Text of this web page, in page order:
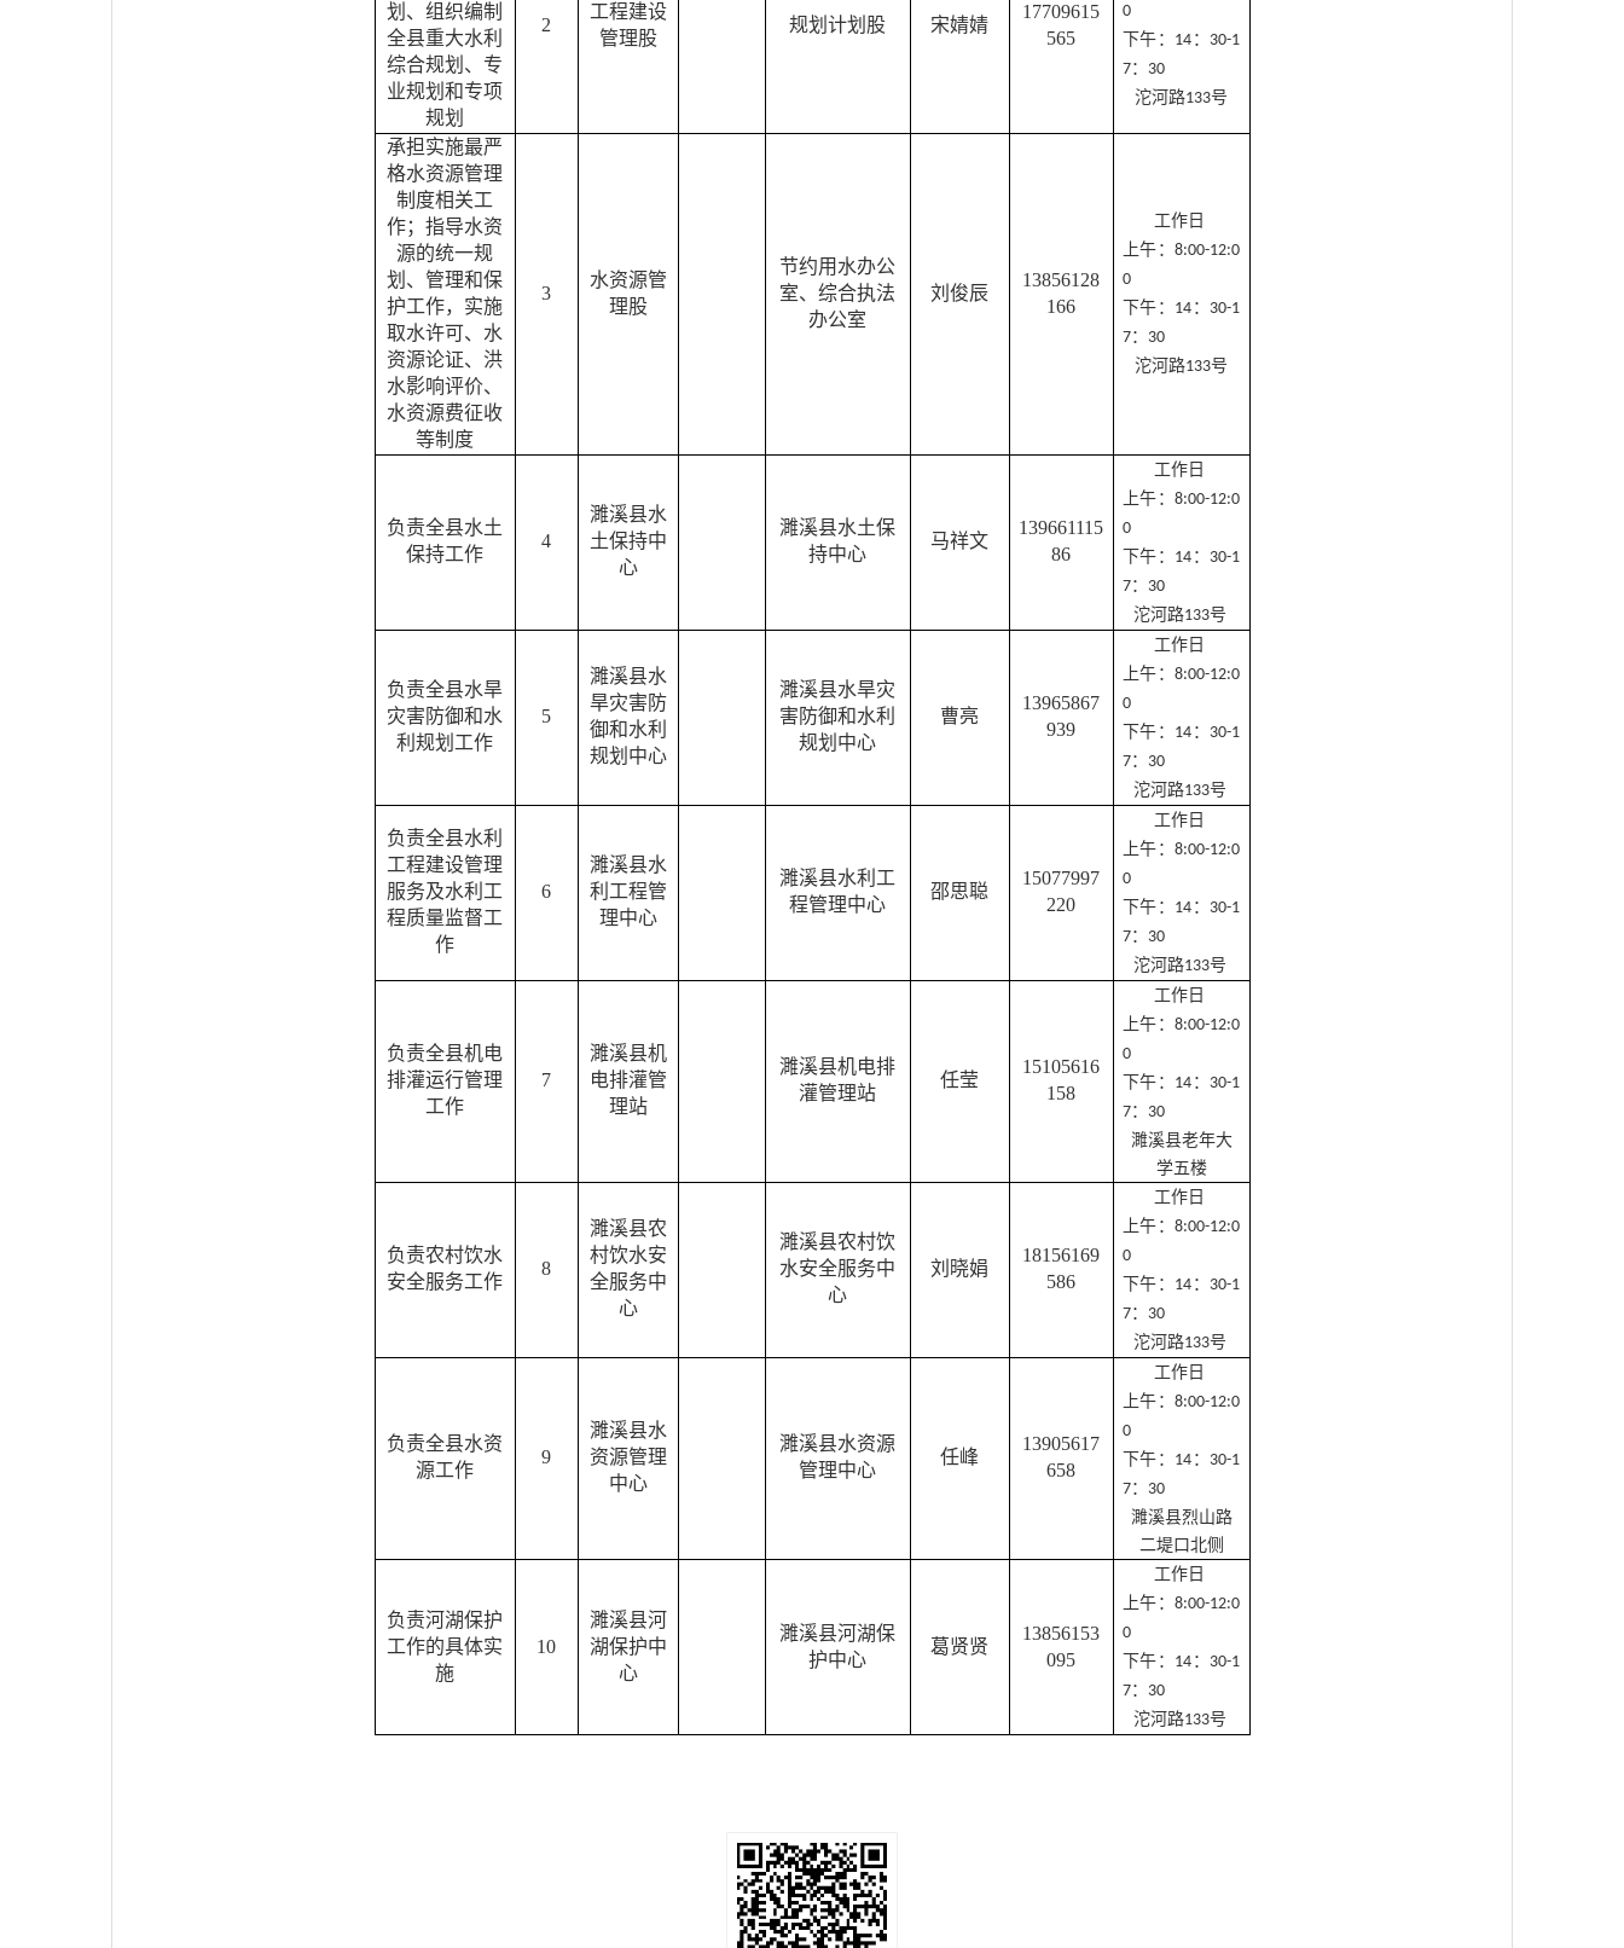
划、组织编制
全县重大水利
综合规划、专
业规划和专项
规划
2
工程建设
管理股
规划计划股 宋婧婧
17709615
565
0
下午： 14 ： 30-1
7： 30
沱河路133号
承担实施最严
格水资源管理
制度相关工
作；指导水资
源的统一规
划、管理和保
护工作，实施
取水许可、水
资源论证、洪
水影响评价、
水资源费征收
等制度
3
水资源管
理股
节约用水办公
室、综合执法
办公室
刘俊辰
13856128
166
工作日
上午：8:00-12:0
0
下午： 14 ： 30-1
7： 30
沱河路133号
负责全县水土
保持工作
4
濉溪县水
土保持中
心
濉溪县水土保
持中心
马祥文
139661115
86
工作日
上午：8:00-12:0
0
下午： 14 ： 30-1
7： 30
沱河路133号
负责全县水旱
灾害防御和水
利规划工作
5
濉溪县水
旱灾害防
御和水利
规划中心
濉溪县水旱灾
害防御和水利
规划中心
曹亮
13965867
939
工作日
上午：8:00-12:0
0
下午： 14 ： 30-1
7： 30
沱河路133号
负责全县水利
工程建设管理
服务及水利工
程质量监督工
作
6
濉溪县水
利工程管
理中心
濉溪县水利工
程管理中心
邵思聪
15077997
220
工作日
上午：8:00-12:0
0
下午： 14 ： 30-1
7： 30
沱河路133号
负责全县机电
排灌运行管理
工作
7
濉溪县机
电排灌管
理站
濉溪县机电排
灌管理站
任莹
15105616
158
工作日
上午：8:00-12:0
0
下午： 14 ： 30-1
7： 30
濉溪县老年大
学五楼
负责农村饮水
安全服务工作
8
濉溪县农
村饮水安
全服务中
心
濉溪县农村饮
水安全服务中
心
刘晓娟
18156169
586
工作日
上午：8:00-12:0
0
下午： 14 ： 30-1
7： 30
沱河路133号
负责全县水资
源工作
9
濉溪县水
资源管理
中心
濉溪县水资源
管理中心
任峰
13905617
658
工作日
上午：8:00-12:0
0
下午： 14 ： 30-1
7： 30
濉溪县烈山路
二堤口北侧
负责河湖保护
工作的具体实
施
10
濉溪县河
湖保护中
心
濉溪县河湖保
护中心
葛贤贤
13856153
095
工作日
上午：8:00-12:0
0
下午： 14 ： 30-1
7： 30
沱河路133号